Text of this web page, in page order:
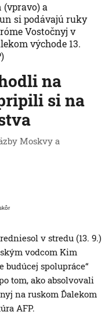
na
si na
Moskvy a
a
si podávajú ruky
Vostočnyj v
východe 13.
v stredu (13. 9.)
vodcom Kim
budúcej spolupráce“
tom, ako absolvovali
na ruskom Ďalekom
AFP.